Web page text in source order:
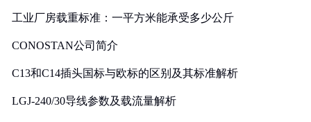
工业厂房载重标准：一平方米能承受多少公斤
CONOSTAN公司简介
C13和C14插头国标与欧标的区别及其标准解析
LGJ-240/30导线参数及载流量解析